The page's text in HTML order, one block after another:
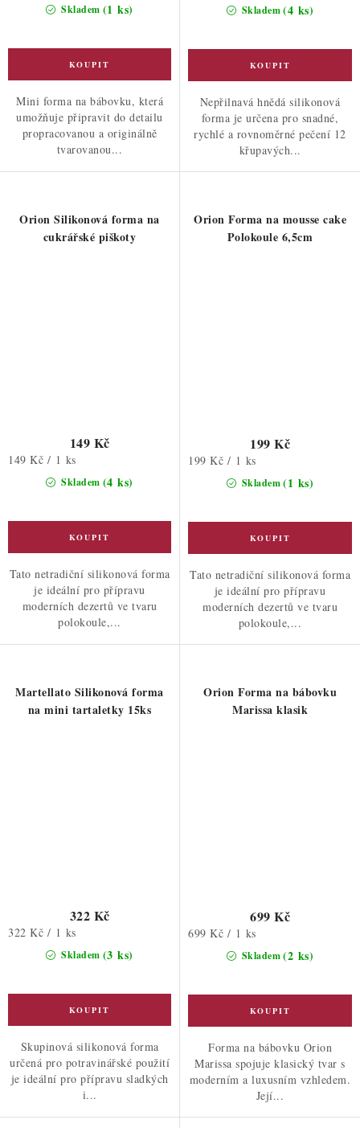
Skladem (1 ks)
Mini forma na bábovku, která
umožňuje připravit do detailu
propracovanou a originálně
tvarovanou...
Skladem(4 ks)
Nepřilnavá hnědá silikonová
forma je určena pro snadné,
rychlé a rovnoměrné pečení 12
křupavých...
Orion Silikonová forma na
cukrářské piškoty
Skladem (4 ks)
149 Kč
Měrná
149 Kč / 1 ks
Tato netradiční silikonová forma
je ideální pro přípravu
moderních dezertů ve tvaru
polokoule,...
Orion Forma na mousse cake
Polokoule 6,5cm
Skladem(1 ks)
199 Kč
Měrná
199 Kč / 1 ks
Tato netradiční silikonová forma
je ideální pro přípravu
moderních dezertů ve tvaru
polokoule,...
Martellato Silikonová forma
na mini tartaletky 15ks
Skladem (3 ks)
322 Kč
Měrná
322 Kč / 1 ks
Skupinová silikonová forma
určená pro potravinářské použití
je ideální pro přípravu sladkých
i...
Orion Forma na bábovku
Marissa klasik
Skladem(2 ks)
699 Kč
Měrná
699 Kč / 1 ks
Forma na bábovku Orion
Marissa spojuje klasický tvar s
moderním a luxusním vzhledem.
Její...